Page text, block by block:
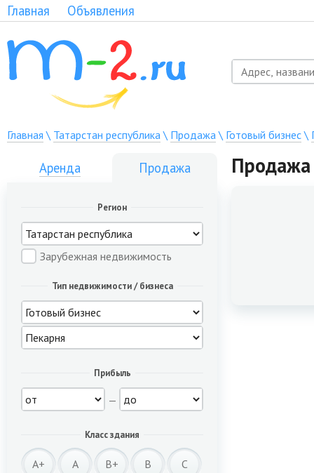
Главная Объявления
Главная \ Татарстан республика\ Продажа\ Готовый бизнес\
Аренда Продажа
Регион
Зарубежная недвижимость
Тип недвижимости / бизнеса
Прибыль
—
Класс здания
A+ A B+ B C
Продажа